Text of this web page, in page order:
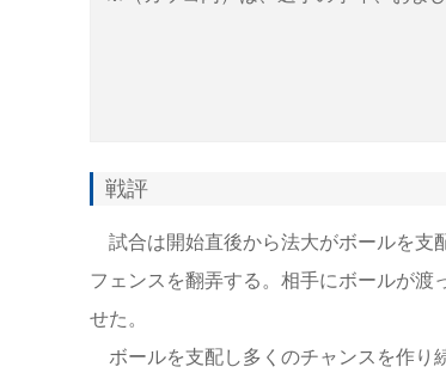
戦評
試合は開始直後から法大がボールを支
フェンスを翻弄する。相手にボールが渡
せた。
ボールを支配し多くのチャンスを作り